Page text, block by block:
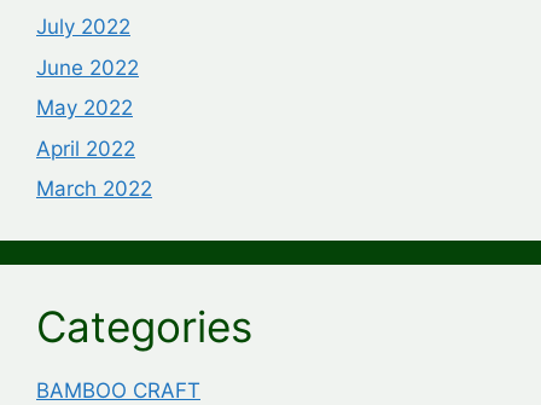
July 2022
June 2022
May 2022
April 2022
March 2022
Categories
BAMBOO CRAFT